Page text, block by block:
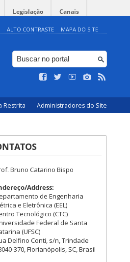
Legislação Canais
ALTO CONTRASTE MAPA DO SITE
Restrita Administradores do Site
Bruno Catarino Bispo
Address:
de Engenharia
e Eletrônica (EEL)
Tecnológico (CTC)
Federal de Santa
(UFSC)
Delfino Conti, s/n, Trindade
370, Florianópolis, SC, Brasil